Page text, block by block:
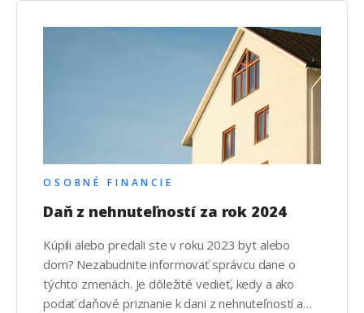
OSOBNÉ FINANCIE
Daň z nehnuteľností za rok 2024
Kúpili alebo predali ste v roku 2023 byt alebo
dom? Nezabudnite informovať správcu dane o
týchto zmenách. Je dôležité vedieť, kedy a ako
podať daňové priznanie k dani z nehnuteľností a